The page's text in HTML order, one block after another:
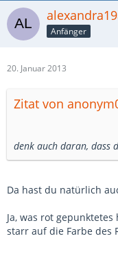
Anfänger
20. Januar 2013
Zitat von
denk auch daran, dass
Da hast du natürlich
Ja, was rot
starr auf die Farbe des